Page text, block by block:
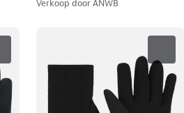
Verkoop doorANWB